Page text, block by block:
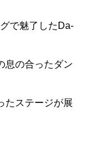
で魅了したDa-
息の合ったダン
たステージが展